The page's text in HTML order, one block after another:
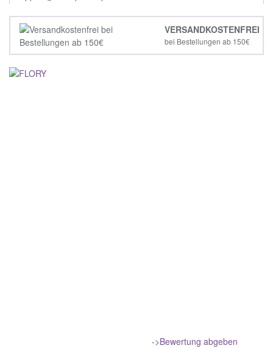
VERSANDKOSTENFREI
bei Bestellungen ab 150€
->Bewertung abgeben